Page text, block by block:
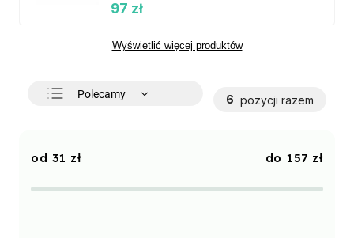
97 zł
Wyświetlić więcej produktów
Polecamy
Alfabetycznie
6 pozycji razem
31 zł 157 zł